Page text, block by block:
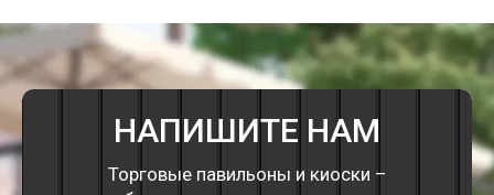
НАПИШИТЕ НАМ
Торговые павильоны и киоски –